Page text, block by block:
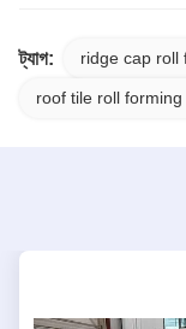
ট্যাগ: ridge cap roll
roof tile roll